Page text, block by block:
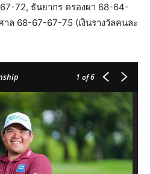
72, ธันยากร ครองผา 68-64-
ล 68-67-67-75 (เงินรางวัลคนละ
1 of 6